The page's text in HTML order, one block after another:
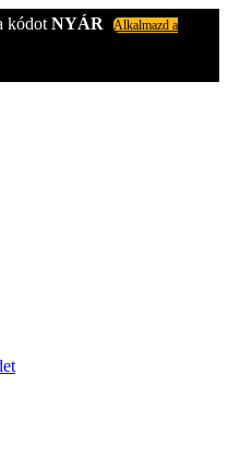
kódot NYÁR
Alkalmazd a